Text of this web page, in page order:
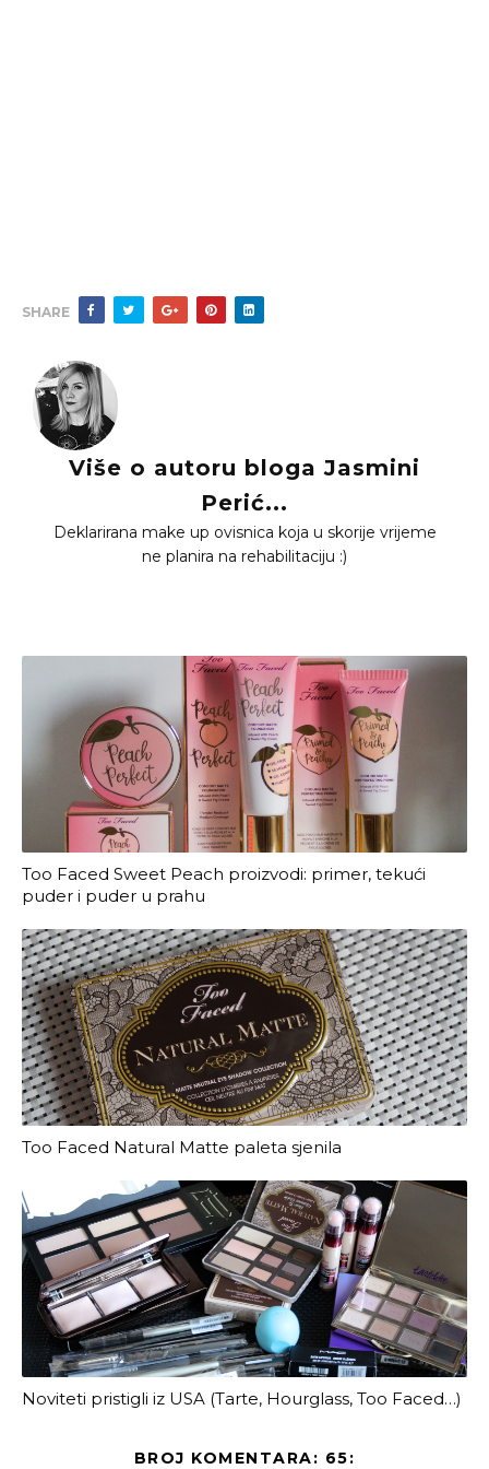
SHARE
Više o autoru bloga Jasmini
Perić...
Deklarirana make up ovisnica koja u skorije vrijeme
ne planira na rehabilitaciju :)
Too Faced Sweet Peach proizvodi: primer, tekući
puder i puder u prahu
Too Faced Natural Matte paleta sjenila
Noviteti pristigli iz USA (Tarte, Hourglass, Too Faced…)
BROJ KOMENTARA: 65: